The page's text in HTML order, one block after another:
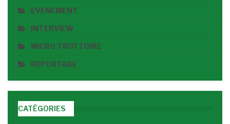
EVENEMENT
INTERVIEW
MICRO TROTTOIRE
REPORTAGE
CATÉGORIES